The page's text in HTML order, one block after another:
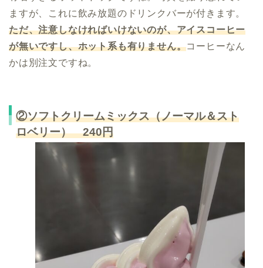
ますが、これに飲み放題のドリンクバーが付きます。
ただ、注意しなければいけないのが、アイスコーヒー
が無いですし、ホット系も有りません。コーヒーなん
かは別注文ですね。
②ソフトクリームミックス（ノーマル＆スト
ロベリー） 240円